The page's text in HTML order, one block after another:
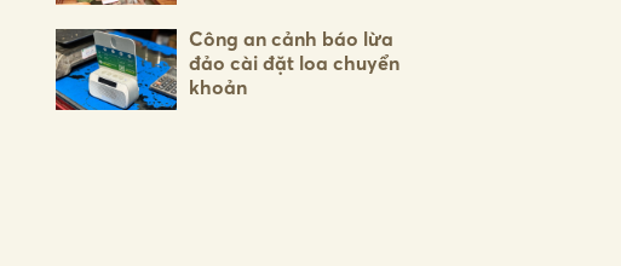
Công an cảnh báo lừa
đảo cài đặt loa chuyển
khoản